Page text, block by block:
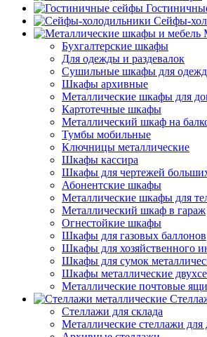
Сейфы-
Бухгалтерские шкафы
Для одежды и раздевалок
Сушильные шкафы для
Шкафы архивные
Металлические шкафы для
Картотечные шкафы
Металлический шкаф на
Тумбы мобильные
Ключницы металлические
Шкафы кассира
Шкафы для чертежей
Абонентские шкафы
Металлические шкафы для
Металлический шкаф в гараж
Огнестойкие шкафы
Шкафы для газовых баллонов
Шкафы для хозяйственного
Шкафы для сумок
Шкафы металлические
Металлические почтовые
Стеллажи для склада
Металлические стеллажи для